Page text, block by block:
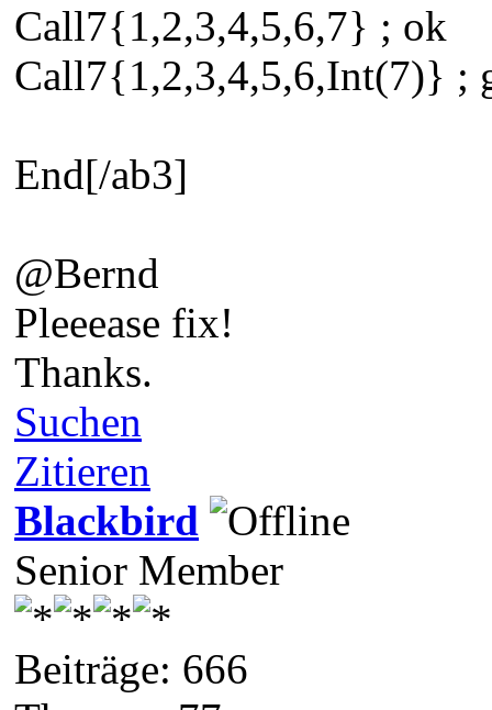
Call7{1,2,3,4,5,6,7} ; ok
Call7{1,2,3,4,5,6,Int(7)} ;
End[/ab3]
@Bernd
Pleeease fix!
Thanks.
Suchen
Zitieren
Blackbird
Senior Member
Beiträge: 666